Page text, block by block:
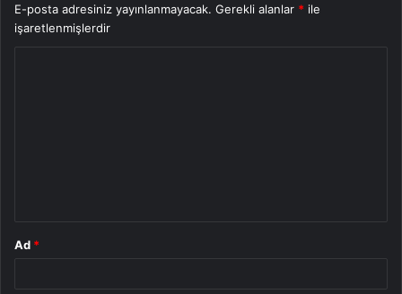
E-posta adresiniz yayınlanmayacak. Gerekli alanlar * ile
işaretlenmişlerdir
Ad *